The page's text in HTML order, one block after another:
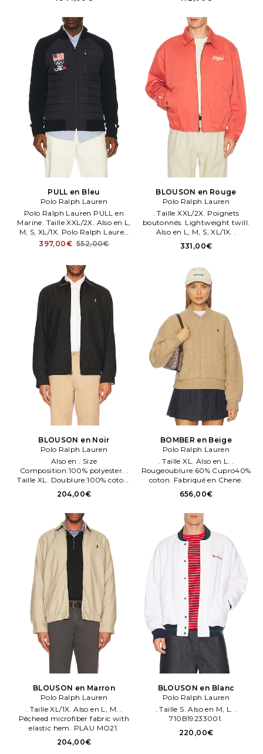
PULL en Bleu
Polo Ralph Lauren
Polo Ralph Lauren PULL en
Marine. Taille XXL/2X. Also en L,
M, S, XL/1X. Polo Ralph Lauren
PULL en Marine. Front logos.
panel.
397,00€ 552,00€
BLOUSON en Rouge
Polo Ralph Lauren
. Taille XXL/2X. Poignets
boutonnés. Lightweight twill.
Also en L, M, S, XL/1X. .
331,00€
BLOUSON en Noir
Polo Ralph Lauren
Also en . Size
Composition:100% polyester. .
Taille XL. Doublure:100% coton.
Made en Cambodia.
204,00€
BOMBER en Beige
Polo Ralph Lauren
. Taille XL. Also en L. .
Rougeoublure:60% Cupro40%
coton. Fabriqué en Chene.
656,00€
BLOUSON en Marron
Polo Ralph Lauren
. Taille XL/1X. Also en L, M. .
Pêcheed microfiber fabric with
elastic hem. PLAU MO21.
204,00€
BLOUSON en Blanc
Polo Ralph Lauren
. Taille S. Also en M, L. .
710B19233001.
220,00€